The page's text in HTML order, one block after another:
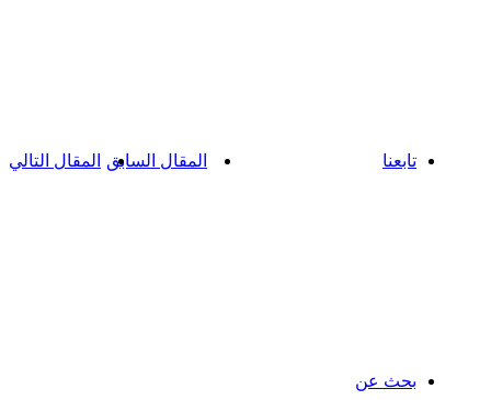
المقال السابق المقال التالي تابعنا
بحث عن